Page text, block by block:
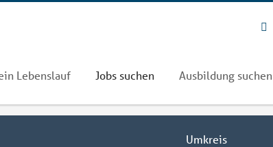
Lebenslauf Jobs suchen Ausbildung suchen
Umkreis